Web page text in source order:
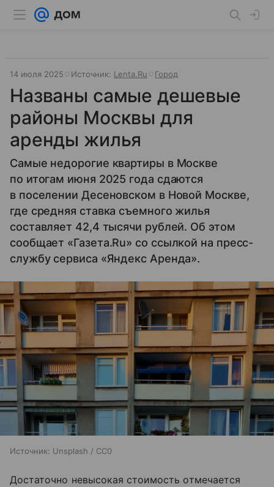
14 июля 2025 Источник: Lenta.Ru Город
Названы самые дешевые
районы Москвы для
аренды жилья
Самые недорогие квартиры в Москве
по итогам июня 2025 года сдаются
в поселении Десеновском в Новой Москве,
где средняя ставка съемного жилья
составляет 42,4 тысячи рублей. Об этом
сообщает «Газета.Ru» со ссылкой на пресс-
службу сервиса «Яндекс Аренда».
Источник: Unsplash / CC0
Достаточно невысокая стоимость отмечается